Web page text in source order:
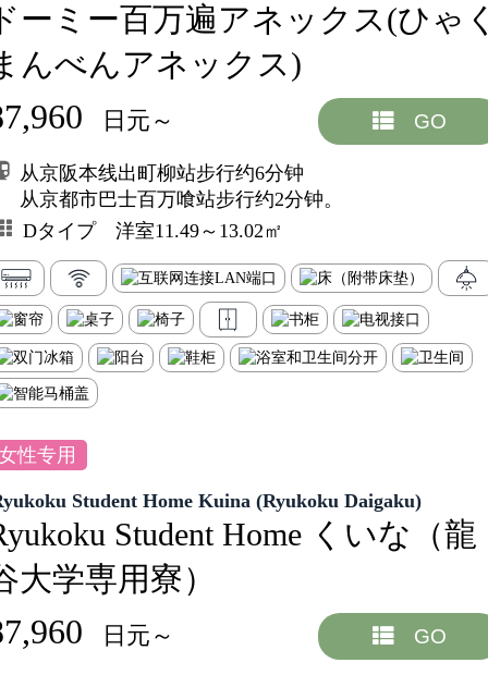
ーミー百万遍アネックス(ひゃ
んべんアネックス)
日元～ GO
从京阪本线出町柳站步行约6分钟
从京都市巴士百万喰站步行约2分钟。
Dタイプ 洋室11.49～13.02㎡
性专用
Student Home Kuina (Ryukoku Daigaku)
Student Home くいな（龍
大学専用寮）
日元～ GO